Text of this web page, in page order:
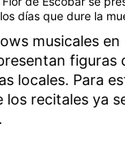
días que dure la
musicales en
figuras
locales. Para
los recitales ya
.